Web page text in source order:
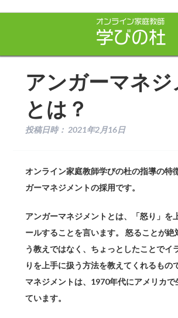
アンガーマネジ
とは？
投稿日時： 2021年2月16日
オンライン家庭教師学びの杜の指導の特
ガーマネジメントの採用です。
アンガーマネジメントとは、「怒り」を
ールすることを言います。 怒ることが絶
う教えではなく、ちょっとしたことでイ
りを上手に扱う方法を教えてくれるもの
マネジメントは、1970年代にアメリカで
ています。